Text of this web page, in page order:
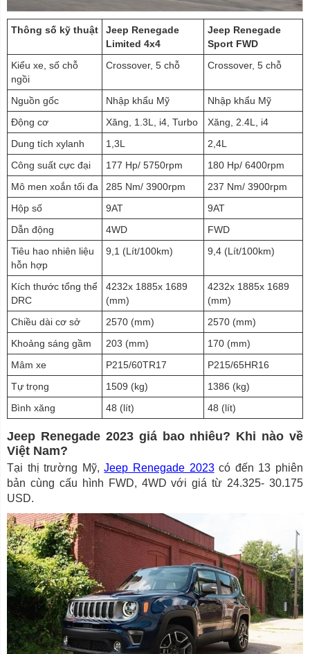
Thông số kỹ thuật
Jeep Renegade
Limited 4x4
Jeep Renegade
Sport FWD
Kiểu xe, số chỗ
ngồi
Crossover, 5 chỗ Crossover, 5 chỗ
Nguồn gốc Nhập khẩu Mỹ
Nhập khẩu Mỹ
Động cơ
Xăng, 1.3L, i4, Turbo
Xăng, 2.4L, i4
Dung tích xylanh
1,3L
2,4L
Công suất cực đại
177 Hp/ 5750rpm
180 Hp/ 6400rpm
Mô men xoắn tối đa
285 Nm/ 3900rpm
237 Nm/ 3900rpm
Hộp số
9AT
9AT
Dẫn động
4WD
FWD
Tiêu hao nhiên liệu
hỗn hợp
9,1 (Lít/100km) 9,4 (Lít/100km)
Kích thước tổng thể
DRC
4232x 1885x 1689
(mm)
4232x 1885x 1689
(mm)
Chiều dài cơ sở
2570 (mm)
2570 (mm)
Khoảng sáng gầm
203 (mm)
170 (mm)
Mâm xe
P215/60TR17
P215/65HR16
Tự trọng
1509 (kg)
1386 (kg)
Bình xăng
48 (lít) 48 (lít)
Jeep Renegade 2023 giá bao nhiêu? Khi nào về
Việt Nam?
Tại thị trường Mỹ,Jeep Renegade 2023có đến 13 phiên
bản cùng cấu hình FWD, 4WD với giá từ 24.325- 30.175
USD.